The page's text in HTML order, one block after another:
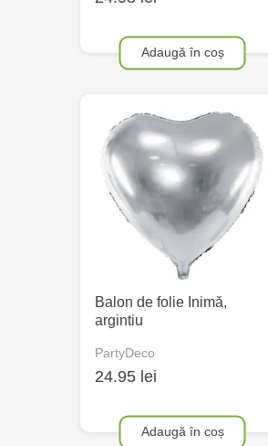
Adaugă în coș
Balon de folie Inimă,
argintiu
PartyDeco
24.95 lei
Adaugă în coș